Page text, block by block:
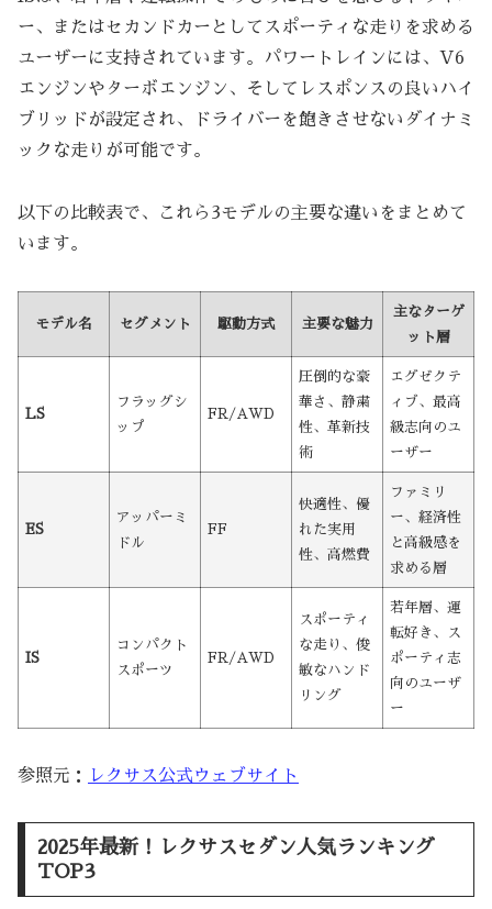
ー、またはセカンドカーとしてスポーティな走りを求める
ユーザーに支持されています。パワートレインには、V6
エンジンやターボエンジン、そしてレスポンスの良いハイ
ブリッドが設定され、ドライバーを飽きさせないダイナミ
ックな走りが可能です。
以下の比較表で、これら3モデルの主要な違いをまとめて
います。
モデル名 セグメント 駆動方式 主要な魅力
主なターゲ
ット層
LS
フラッグシ
ップ
FR/AWD
圧倒的な豪
華さ、静粛
性、革新技
術
エグゼクテ
ィブ、最高
級志向のユ
ーザー
ES
アッパーミ
ドル
FF
快適性、優
れた実用
性、高燃費
ファミリ
ー、経済性
と高級感を
求める層
IS
コンパクト
スポーツ
FR/AWD
スポーティ
な走り、俊
敏なハンド
リング
若年層、運
転好き、ス
ポーティ志
向のユーザ
ー
参照元： レクサス公式ウェブサイト
2025年最新！レクサスセダン人気ランキング
TOP3